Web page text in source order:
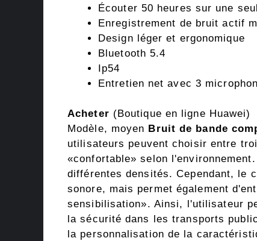
Écouter 50 heures sur une
Enregistrement de bruit actif
Design léger et ergonomique
Bluetooth 5.4
Ip54
Entretien net avec 3
Acheter (Boutique en ligne Huawei)
Modèle, moyen Bruit de bande
utilisateurs peuvent choisir entre
«confortable» selon
différentes densités. Cependant, le
sonore, mais permet également
sensibilisation». Ainsi, l'utilisateur
la sécurité dans les transports
la personnalisation de la